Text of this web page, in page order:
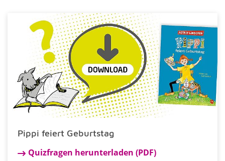
Pippi feiert Geburtstag
Quizfragen herunterladen (PDF)